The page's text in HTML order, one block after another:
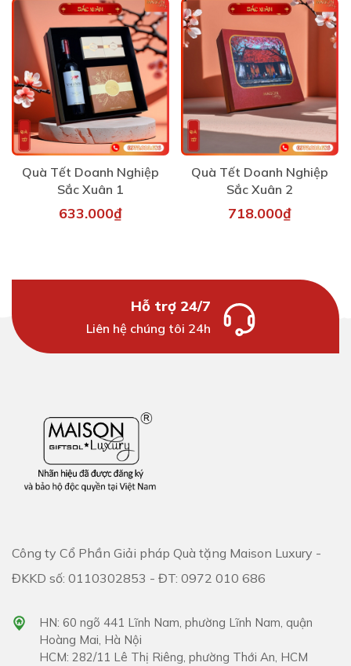
Quà Tết Doanh Nghiệp
Sắc Xuân 1
633.000₫
Quà Tết Doanh Nghiệp
Sắc Xuân 2
718.000₫
Hỗ trợ 24/7
Liên hệ chúng tôi 24h
Công ty Cổ Phần Giải pháp Quà tặng Maison Luxury -
ĐKKD số: 0110302853 - ĐT: 0972 010 686
HN: 60 ngõ 441 Lĩnh Nam, phường Lĩnh Nam, quận
Hoàng Mai, Hà Nội
HCM: 282/11 Lê Thị Riêng, phường Thới An, HCM